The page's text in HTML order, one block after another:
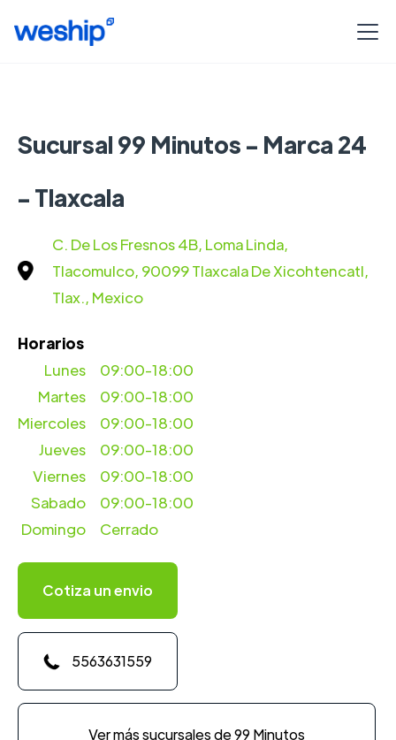
Sucursal 99 Minutos - Marca 24
- Tlaxcala
C. De Los Fresnos 4B, Loma Linda,
Tlacomulco, 90099 Tlaxcala De Xicohtencatl,
Tlax., Mexico
Horarios
09:00-18:00
Martes
Miercoles
Lunes
09:00-18:00
09:00-18:00
Jueves
09:00-18:00
Viernes
09:00-18:00
Sabado
09:00-18:00
Domingo
Cerrado
Cotiza un envio
5563631559
Ver más sucursales de 99 Minutos